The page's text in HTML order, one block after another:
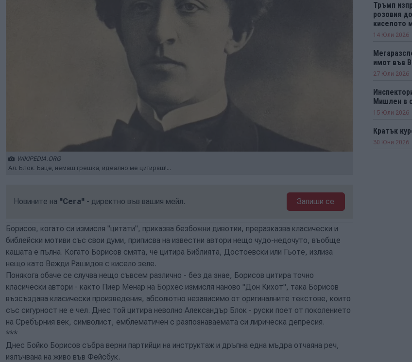
WIKIPEDIA.ORG
Ал. Блок: Баце, немаш грешка, идеално ме цитираш!...
Новините на "Сега" - директно във вашия мейл. Запиши се
Борисов, когато си измисля "цитати", приказва безбожни дивотии, преразказва класически и
библейски мотиви със свои думи, приписва на известни автори нещо чудо-недочуто, въобще
кашата е пълна. Когато Борисов смята, че цитира Библията, Достоевски или Гьоте, излиза
нещо като Вежди Рашидов с кисело зеле.
Понякога обаче се случва нещо съвсем различно - без да знае, Борисов цитира точно
класически автори - както Пиер Менар на Борхес измисля наново "Дон Кихот", така Борисов
възсъздава класически произведения, абсолютно независимо от оригиналните текстове, които
със сигурност не е чел. Днес той цитира неволно Александър Блок - руски поет от поколението
на Сребърния век, символист, емблематичен с разпознаваемата си лирическа депресия.
***
Днес Бойко Борисов събра верни партийци на инструктаж и дръпна една мъдра отчаяна реч,
излъчвана на живо във Фейсбук.
Тръмп
розовия
киселото
14 Юли 2026
имот във
27 Юли 2026
Мишлен в
15 Юли 2026
Кратък
30 Юни 2026